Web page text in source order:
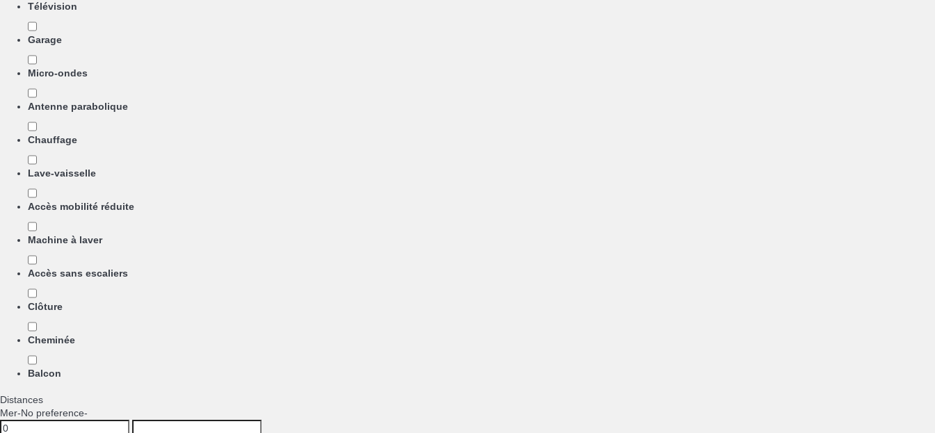
Télévision
Garage
Micro-ondes
Antenne parabolique
Chauffage
Lave-vaisselle
Accès mobilité réduite
Machine à laver
Accès sans escaliers
Clôture
Cheminée
Balcon
Distances
Mer-No preference-